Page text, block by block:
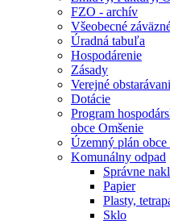
FZO - archív
Všeobecné
Úradná tabuľa
Hospodárenie
Zásady
Verejné
Dotácie
Program
obce Omšenie
Územný plán obce
Komunálny odpad
Správne
Papier
Plasty,
Sklo